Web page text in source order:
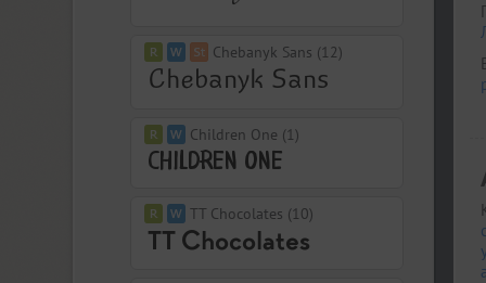
Chebanyk Sans (12)
Children One (1)
TT Chocolates (10)